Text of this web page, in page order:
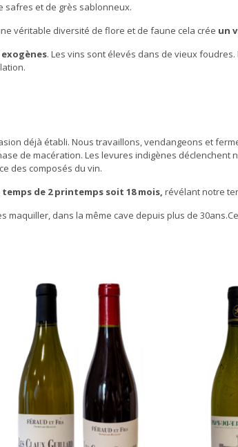
safres et de grès sablonneux.
véritable diversité de flore et de faune cela crée un
. Les vins sont élevés dans de vieux
déjà établi. Nous travaillons, vendangeons et
de macération. Les levures indigènes
des composés du vin.
de 2 printemps soit 18 mois, révélant notre
dans la même cave depuis plus de